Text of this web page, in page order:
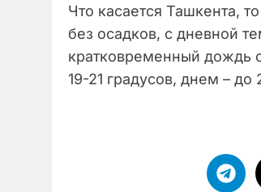
Что касается Ташкента,
без осадков, с дневной
кратковременный дождь
19-21 градусов, днем – до